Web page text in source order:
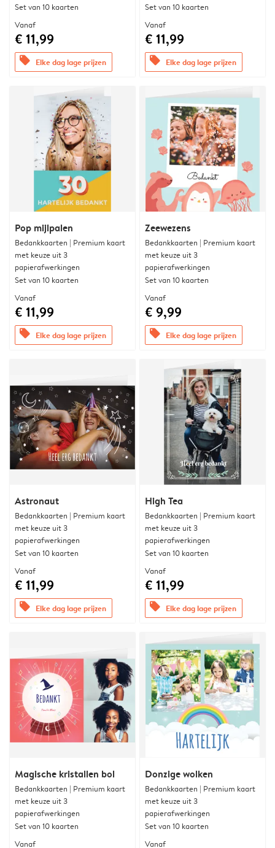
Set van 10 kaarten
Vanaf
€ 11,99
offers Elke dag lage prijzen
Set van 10 kaarten
Vanaf
€ 11,99
offers Elke dag lage prijzen
Pop mijlpalen
Bedankkaarten | Premium kaart
met keuze uit 3
papierafwerkingen
Set van 10 kaarten
Vanaf
€ 11,99
offers Elke dag lage prijzen
Zeewezens
Bedankkaarten | Premium kaart
met keuze uit 3
papierafwerkingen
Set van 10 kaarten
Vanaf
€ 9,99
offers Elke dag lage prijzen
Astronaut
Bedankkaarten | Premium kaart
met keuze uit 3
papierafwerkingen
Set van 10 kaarten
Vanaf
€ 11,99
offers Elke dag lage prijzen
High Tea
Bedankkaarten | Premium kaart
met keuze uit 3
papierafwerkingen
Set van 10 kaarten
Vanaf
€ 11,99
offers Elke dag lage prijzen
Magische kristallen bol
Bedankkaarten | Premium kaart
met keuze uit 3
papierafwerkingen
Set van 10 kaarten
Vanaf
Donzige wolken
Bedankkaarten | Premium kaart
met keuze uit 3
papierafwerkingen
Set van 10 kaarten
Vanaf